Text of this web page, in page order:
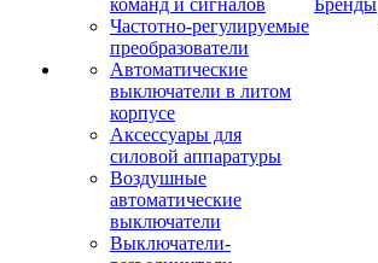
команд и сигналов
Частотно-регулируемые
преобразователи
Автоматические
выключатели в литом
корпусе
Аксессуары для
силовой аппаратуры
Воздушные
автоматические
выключатели
Выключатели-
Бренды